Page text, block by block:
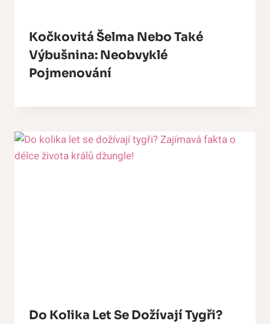
Kočkovitá Šelma Nebo Také
Výbušnina: Neobvyklé
Pojmenování
Do Kolika Let Se Dožívají Tygři?